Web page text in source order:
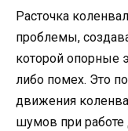
Расточка
проблемы,
которой опорные
либо помех. Это
движения
шумов при работе